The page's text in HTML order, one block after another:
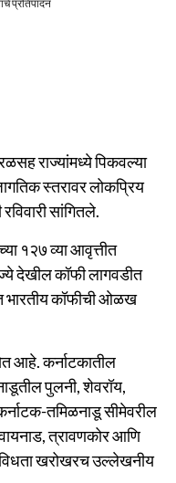
प्रतिपादन
राज्यांमध्ये पिकवल्या
स्तरावर लोकप्रिय
सांगितले.
१२७ व्या आवृत्तीत
देखील कॉफी लागवडीत
भारतीय कॉफीची ओळख
आहे. कर्नाटकातील
पुलनी, शेवरॉय,
तमिळनाडू सीमेवरील
त्रावणकोर आणि
खरोखरच उल्लेखनीय